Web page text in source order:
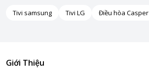
Tivi samsung Tivi LG Điều hòa Casper
Giới Thiệu